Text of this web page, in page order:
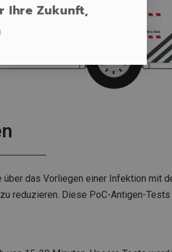
das Vorliegen einer Infektion mit
reduzieren. Diese PoC-Antigen-
Ihre Zukunft,